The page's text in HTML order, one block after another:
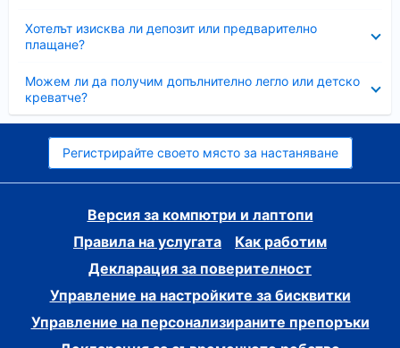
Хотелът изисква ли депозит или предварително
плащане?
Можем ли да получим допълнително легло или детско
креватче?
Регистрирайте своето място за настаняване
Версия за компютри и лаптопи
Правила на услугата
Как работим
Декларация за поверителност
Управление на настройките за бисквитки
Управление на персонализираните препоръки